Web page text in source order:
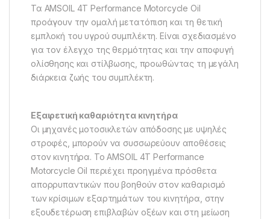
Τα AMSOIL 4T Performance Motorcycle Oil
προάγουν την ομαλή μετατόπιση και τη θετική
εμπλοκή του υγρού συμπλέκτη. Είναι σχεδιασμένο
για τον έλεγχο της θερμότητας και την αποφυγή
ολίσθησης και στίλβωσης, προωθώντας τη μεγάλη
διάρκεια ζωής του συμπλέκτη.
Εξαιρετική καθαριότητα κινητήρα
Οι μηχανές μοτοσικλετών απόδοσης με υψηλές
στροφές, μπορούν να συσσωρεύουν αποθέσεις
στον κινητήρα. Το AMSOIL 4T Performance
Motorcycle Oil περιέχει προηγμένα πρόσθετα
απορρυπαντικών που βοηθούν στον καθαρισμό
των κρίσιμων εξαρτημάτων του κινητήρα, στην
εξουδετέρωση επιβλαβών οξέων και στη μείωση